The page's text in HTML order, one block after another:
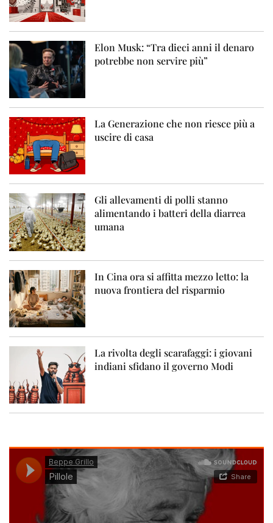
Elon Musk: “Tra dieci anni il denaro
potrebbe non servire più”
La Generazione che non riesce più a
uscire di casa
Gli allevamenti di polli stanno
alimentando i batteri della diarrea
umana
In Cina ora si affitta mezzo letto: la
nuova frontiera del risparmio
La rivolta degli scarafaggi: i giovani
indiani sfidano il governo Modi